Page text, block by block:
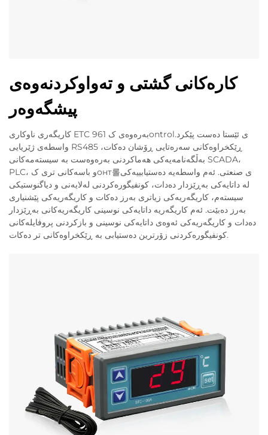
کارەکانی گشتی و تەواوکردنەوەی
پیشگەوەر
کاریگەری ناوکاری ETC 961 بەرەوەی کontrolی ئێستا دەست پێکرد.
واسطەی ژێریایی RS485 ڕێکخراوەکانی سەرەتایی ڕۆشان دەکات،
بەڵگەنامەیەکی هەماکردنی بەرەوەست بە سیستەمەکانی SCADA،
PLC، و باسەکانی تری کонт롤ی صنعتی. ئەم واسطەیە دەستیابییەکی
لە داتایەکی بەڕێزدار دەدات، کونفیگورەکردنی لەلایەنی و دیاگنوستیکی
سیستەم، کاریگەریەکی زیاتری بەرز دەکات و کاریگەریەکی پێشنیاری
بەرز دەبێت. ئەم کاریگەریە داتایەکی نوسینی کاریگەریەکانی بەڕێزدار
دەدات و کاریگەریەکی ئەوەی داتایەکی نوسینی و بازکردنی پروفایلەکانی
کونفیگورەکردنی زۆرترین دەستیابی بە ڕێکخراوەکانی تر دەکات.